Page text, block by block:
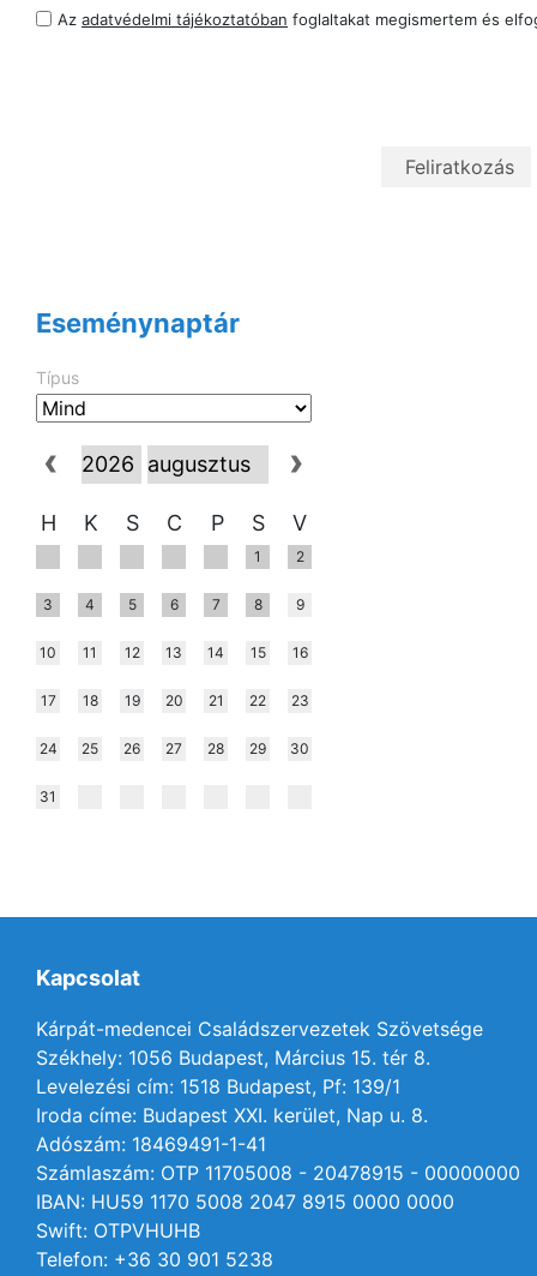
Az adatvédelmi tájékoztatóban foglaltakat megismertem és
Eseménynaptár
Típus
H K S C P S V
1 2
3 4 5 6 7 8 9
10 11 12 13 14 15 16
17 18 19 20 21 22 23
24 25 26 27 28 29 30
31
Kapcsolat
Kárpát-medencei Családszervezetek Szövetsége
Székhely: 1056 Budapest, Március 15. tér 8.
Levelezési cím: 1518 Budapest, Pf: 139/1
Iroda címe: Budapest XXI. kerület, Nap u. 8.
Adószám: 18469491-1-41
Számlaszám: OTP 11705008 - 20478915 - 00000000
IBAN: HU59 1170 5008 2047 8915 0000 0000
Swift: OTPVHUHB
Telefon: +36 30 901 5238